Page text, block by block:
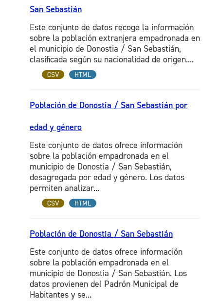
San Sebastián
Este conjunto de datos recoge la información
sobre la población extranjera empadronada en
el municipio de Donostia / San Sebastián,
clasificada según su nacionalidad de origen....
CSV HTML
Población de Donostia / San Sebastián por
edad y género
Este conjunto de datos ofrece información
sobre la población empadronada en el
municipio de Donostia / San Sebastián,
desagregada por edad y género. Los datos
permiten analizar...
CSV HTML
Población de Donostia / San Sebastián
Este conjunto de datos ofrece información
sobre la población empadronada en el
municipio de Donostia / San Sebastián. Los
datos provienen del Padrón Municipal de
Habitantes y se...